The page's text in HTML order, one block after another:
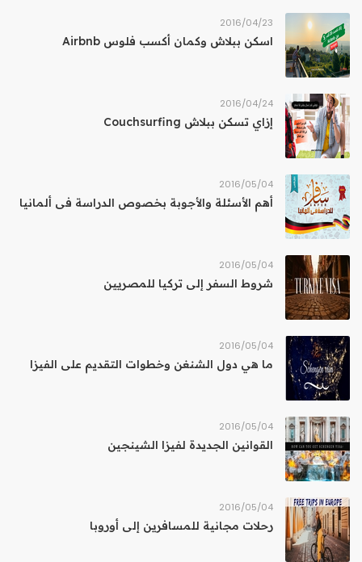
23‏/04‏/2016
اسكن ببلاش وكمان أكسب فلوس Airbnb
24‏/04‏/2016
إزاي تسكن ببلاش Couchsurfing
04‏/05‏/2016
أهم الأسئلة والأجوبة بخصوص الدراسة فى ألمانيا
04‏/05‏/2016
شروط السفر إلى تركيا للمصريين
04‏/05‏/2016
ما هي دول الشنغن وخطوات التقديم على الفيزا
04‏/05‏/2016
القوانين الجديدة لفيزا الشينجين
04‏/05‏/2016
رحلات مجانية للمسافرين إلى أوروبا